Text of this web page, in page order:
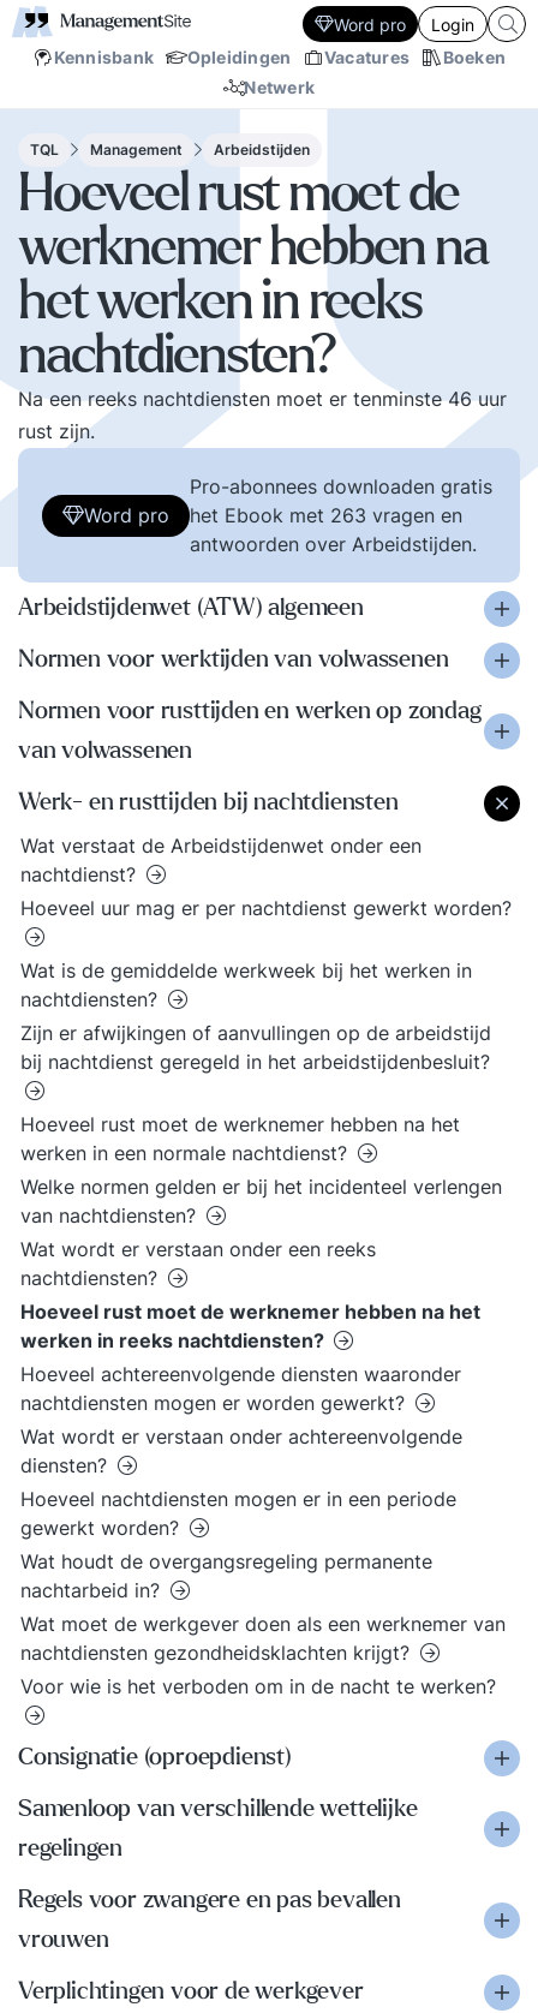
Kennisbank Opleidingen Vacatures
Boeken
Netwerk
Word pro Login
TQL Management Arbeidstijden
Hoeveel rust moet de
werknemer hebben na
het werken in reeks
nachtdiensten?
Na een reeks nachtdiensten moet er tenminste 46 uur
rust zijn.
Word pro
Pro-abonnees downloaden gratis
het Ebook met 263 vragen en
antwoorden over Arbeidstijden.
Arbeidstijdenwet (ATW) algemeen
Normen voor werktijden van volwassenen
Normen voor rusttijden en werken op zondag
van volwassenen
Werk- en rusttijden bij nachtdiensten
Wat verstaat de Arbeidstijdenwet onder een
nachtdienst?
Hoeveel uur mag er per nachtdienst gewerkt worden?
Wat is de gemiddelde werkweek bij het werken in
nachtdiensten?
Zijn er afwijkingen of aanvullingen op de arbeidstijd
bij nachtdienst geregeld in het arbeidstijdenbesluit?
Hoeveel rust moet de werknemer hebben na het
werken in een normale nachtdienst?
Welke normen gelden er bij het incidenteel verlengen
van nachtdiensten?
Wat wordt er verstaan onder een reeks
nachtdiensten?
Hoeveel rust moet de werknemer hebben na het
werken in reeks nachtdiensten?
Hoeveel achtereenvolgende diensten waaronder
nachtdiensten mogen er worden gewerkt?
Wat wordt er verstaan onder achtereenvolgende
diensten?
Hoeveel nachtdiensten mogen er in een periode
gewerkt worden?
Wat houdt de overgangsregeling permanente
nachtarbeid in?
Wat moet de werkgever doen als een werknemer van
nachtdiensten gezondheidsklachten krijgt?
Voor wie is het verboden om in de nacht te werken?
Consignatie (oproepdienst)
Samenloop van verschillende wettelijke
regelingen
Regels voor zwangere en pas bevallen
vrouwen
Verplichtingen voor de werkgever